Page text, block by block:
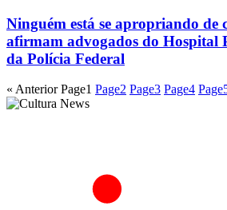
Ninguém está se apropriando de
afirmam advogados do Hospital
da Polícia Federal
« Anterior Page1 Page2 Page3 Page4 Page